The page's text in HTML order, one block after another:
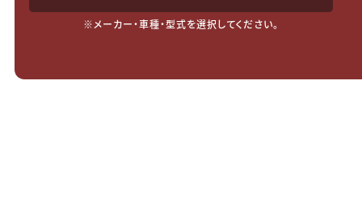
※メーカー・車種・型式を選択してください。